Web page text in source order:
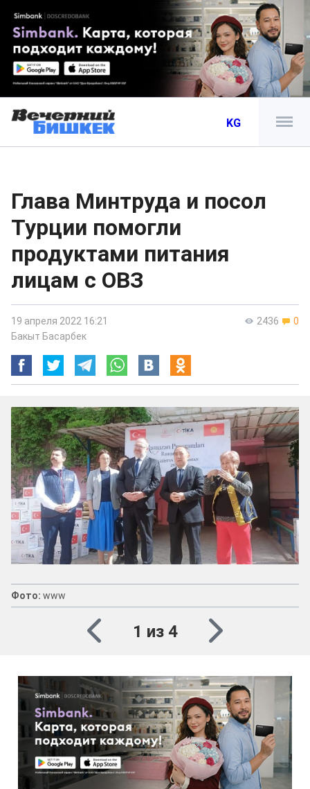
KG
Глава Минтруда и посол
Турции помогли
продуктами питания
лицам с ОВЗ
2436 0
19 апреля 2022 16:21
Бакыт Басарбек
Фото: www
1 из 4